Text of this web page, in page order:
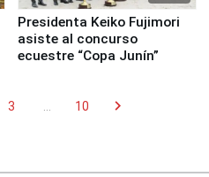
Presidenta Keiko Fujimori
asiste al concurso
ecuestre “Copa Junín”
3 10 chevron_right